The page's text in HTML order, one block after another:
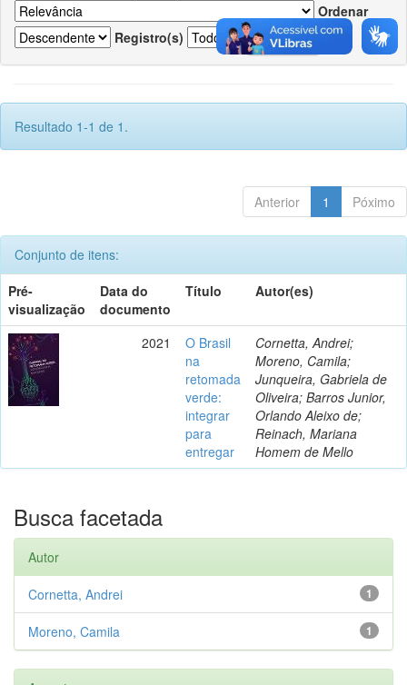
Ordenar
Registro(s)
Resultado 1-1 de 1.
Anterior 1 Póximo
Conjunto de itens:
Pré-
visualização
Data do
documento
Título Autor(es)
2021
O Brasil
na
retomada
verde:
integrar
para
entregar
Cornetta, Andrei;
Moreno, Camila;
Junqueira, Gabriela de
Oliveira; Barros Junior,
Orlando Aleixo de;
Reinach, Mariana
Homem de Mello
Busca facetada
Autor
1
Cornetta, Andrei
1
Moreno, Camila